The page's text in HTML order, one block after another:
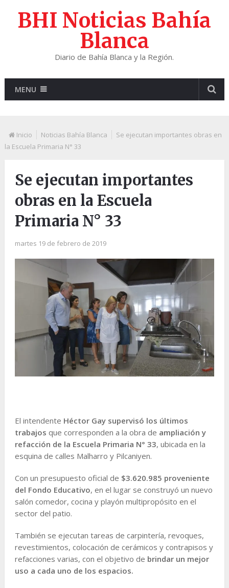
BHI Noticias Bahía
Blanca
Diario de Bahía Blanca y la Región.
MENU
Inicio Noticias Bahía Blanca
Se ejecutan importantes obras en
la Escuela Primaria N° 33
Se ejecutan importantes
obras en la Escuela
Primaria N° 33
martes 19 de febrero de 2019
El intendente Héctor Gay supervisó los últimos
trabajos que corresponden a la obra de ampliación y
refacción de la Escuela Primaria N° 33, ubicada en la
esquina de calles Malharro y Pilcaniyen.
Con un presupuesto oficial de $3.620.985 proveniente
del Fondo Educativo, en el lugar se construyó un nuevo
salón comedor, cocina y playón multipropósito en el
sector del patio.
También se ejecutan tareas de carpintería, revoques,
revestimientos, colocación de cerámicos y contrapisos y
refacciones varias, con el objetivo de brindar un mejor
uso a cada uno de los espacios.